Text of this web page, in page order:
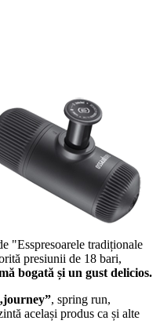
"Esspresoarele tradiționale
presiunii de 18 bari,
bogată și un gust delicios.
, spring run,
același produs ca și alte